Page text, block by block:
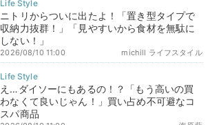
ニトリからついに出たよ！「置き型タイプで
収納力抜群！」「見やすいから食材を無駄に
しない！」
michill ライフスタイル
2026/08/10 11:00
え…ダイソーにもあるの！？「もう高いの買
わなくて良いじゃん！」買い占め不可避なコ
スパ商品